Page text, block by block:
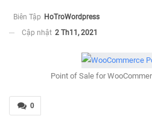
Biên Tập HoTroWordpress
Cập nhật 2 Th11, 2021
Point of Sale for
0